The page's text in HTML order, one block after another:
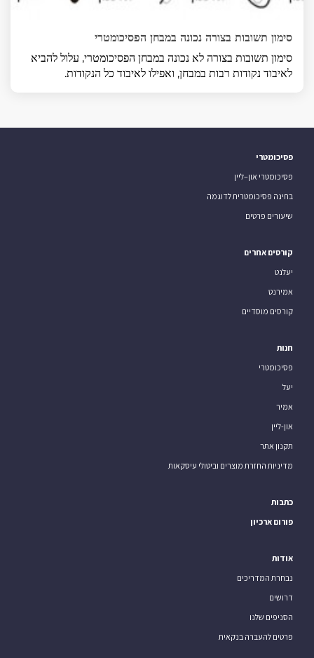
סימון תשובות בצורה נכונה במבחן הפסיכומטרי
סימון תשובות בצורה לא נכונה במבחן הפסיכומטרי, עלול להביא
לאיבוד נקודות רבות במבחן, ואפילו לאיבוד כל הנקודות.
פסיכומטרי
פסיכומטרי און–ליין
בחינה פסיכומטרית לדוגמה
שיעורים פרטים
קורסים אחרים
יעלנט
אמירנט
קורסים מוסדיים
חנות
פסיכומטרי
יעל
אמיר
און-ליין
תקנון אתר
מדיניות החזרת מוצרים וביטולי עיסקאות
כתבות
פורום ארכיון
אודות
נבחרת המדריכים
דרושים
הסניפים שלנו
פרטים להעברה בנקאית